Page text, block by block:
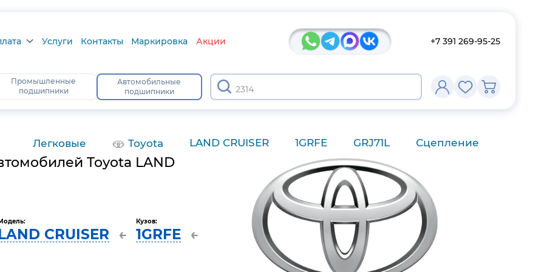
Услуги Контакты Маркировка Акции +7 391 269-95-25
Промышленные
подшипники
Автомобильные
подшипники
2314
Легковые Toyota LAND CRUISER 1GRFE GRJ71L Сцепление
Toyota LAND
CRUISER ←
Кузов:
1GRFE ←